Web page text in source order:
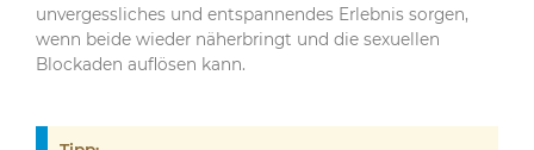
unvergessliches und entspannendes Erlebnis sorgen,
wenn beide wieder näherbringt und die sexuellen
Blockaden auflösen kann.